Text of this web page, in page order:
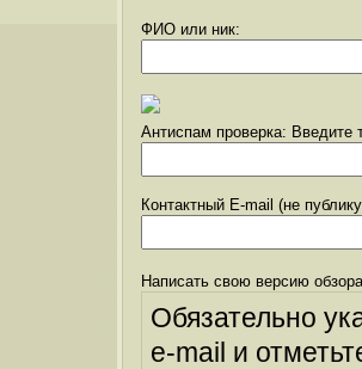
ФИО или ник:
Антиспам проверка: Введите
Контактный E-mail (не
Написать свою версию
Обязательно
e-mail и